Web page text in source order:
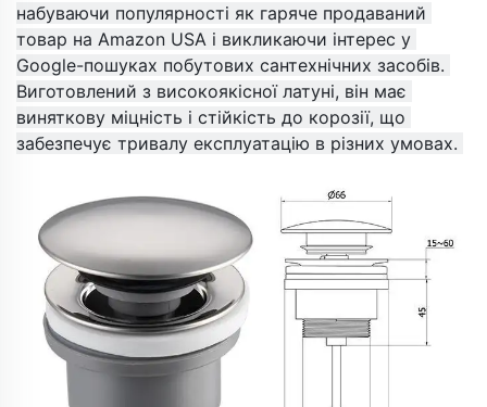
набуваючи популярності як гаряче продаваний
товар на Amazon USA і викликаючи інтерес у
Google-пошуках побутових сантехнічних засобів.
Виготовлений з високоякісної латуні, він має
виняткову міцність і стійкість до корозії, що
забезпечує тривалу експлуатацію в різних умовах.